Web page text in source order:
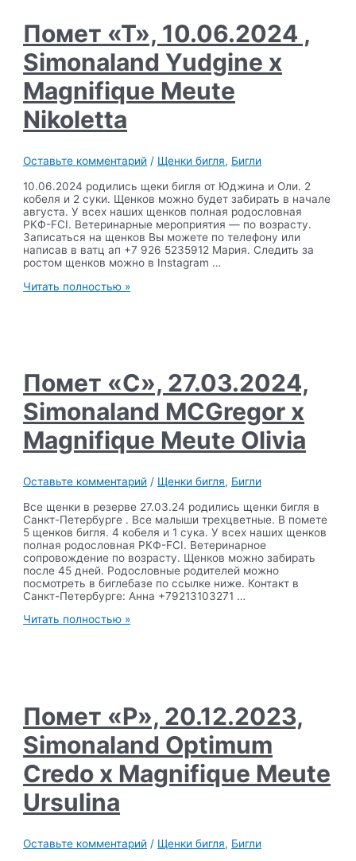
Meute
Fiction
Помет «Т», 10.06.2024 ,
Simonaland Yudgine x
Magnifique Meute
Nikoletta
Оставьте комментарий / Щенки бигля, Бигли
10.06.2024 родились щеки бигля от Юджина и Оли. 2
кобеля и 2 суки. Щенков можно будет забирать в начале
августа. У всех наших щенков полная родословная
РКФ-FCI. Ветеринарные мероприятия — по возрасту.
Записаться на щенков Вы можете по телефону или
написав в ватц ап +7 926 5235912 Мария. Следить за
ростом щенков можно в Instagram …
Помет
Magnifique
Meute
Nikoletta
Читать полностью »
Помет «C», 27.03.2024,
Simonaland MCGregor x
Magnifique Meute Olivia
Оставьте комментарий / Щенки бигля, Бигли
Все щенки в резерве 27.03.24 родились щенки бигля в
Санкт-Петербурге . Все малыши трехцветные. В помете
5 щенков бигля. 4 кобеля и 1 сука. У всех наших щенков
полная родословная РКФ-FCI. Ветеринарное
сопровождение по возрасту. Щенков можно забирать
после 45 дней. Родословные родителей можно
посмотреть в биглебазе по ссылке ниже. Контакт в
Санкт-Петербурге: Анна +79213103271 …
Помет
Meute
Olivia
Читать полностью »
Помет «Р», 20.12.2023,
Simonaland Optimum
Credo x Magnifique Meute
Ursulina
Оставьте комментарий / Щенки бигля, Бигли